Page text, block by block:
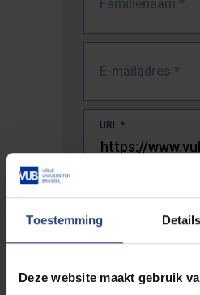
Toestemming Details
Deze website maakt gebruik
Familienaam *
E-mailadres *
URL *
De volledige URL van de